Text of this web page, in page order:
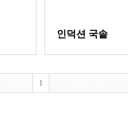
인덕션 국솥
1